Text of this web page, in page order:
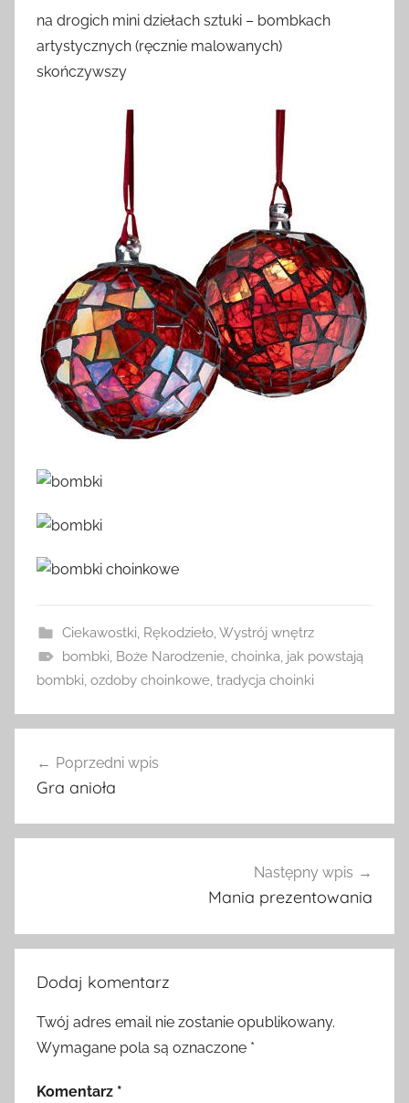
na drogich mini dziełach sztuki – bombkach
artystycznych (ręcznie malowanych)
skończywszy
Ciekawostki Rękodzieło, Wystrój wnętrz
bombki Boże Narodzenie, choinka jak powstają
bombki ozdoby choinkowe tradycja choinki
wpisu
Poprzedni wpis
Gra anioła
Następny wpis
Mania prezentowania
Dodaj komentarz
Twój adres email nie zostanie opublikowany.
Wymagane pola są oznaczone *
Komentarz *